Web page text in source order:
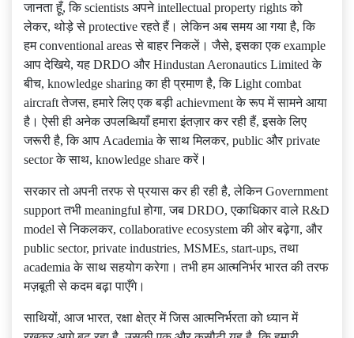
जानता हूँ, कि scientists अपने intellectual property rights को
लेकर, थोड़े से protective रहते हैं। लेकिन अब समय आ गया है, कि
हम conventional areas से बाहर निकलें। जैसे, इसका एक example
आप देखिये, यह DRDO और Hindustan Aeronautics Limited के
बीच, knowledge sharing का ही प्रमाण है, कि Light combat
aircraft तेजस, हमारे लिए एक बड़ी achievment के रूप में सामने आया
है। ऐसी ही अनेक उपलब्धियाँ हमारा इंतज़ार कर रही हैं, इसके लिए
जरूरी है, कि आप Academia के साथ मिलकर, public और private
sector के साथ, knowledge share करें।
सरकार तो अपनी तरफ से प्रयास कर ही रही है, लेकिन Government
support तभी meaningful होगा, जब DRDO, एकाधिकार वाले R&D
model से निकलकर, collaborative ecosystem की ओर बढ़ेगा, और
public sector, private industries, MSMEs, start-ups, तथा
academia के साथ सहयोग करेगा। तभी हम आत्मनिर्भर भारत की तरफ
मज़बूती से कदम बढ़ा पाएँगे।
साथियों, आज भारत, रक्षा क्षेत्र में जिस आत्मनिर्भरता को ध्यान में